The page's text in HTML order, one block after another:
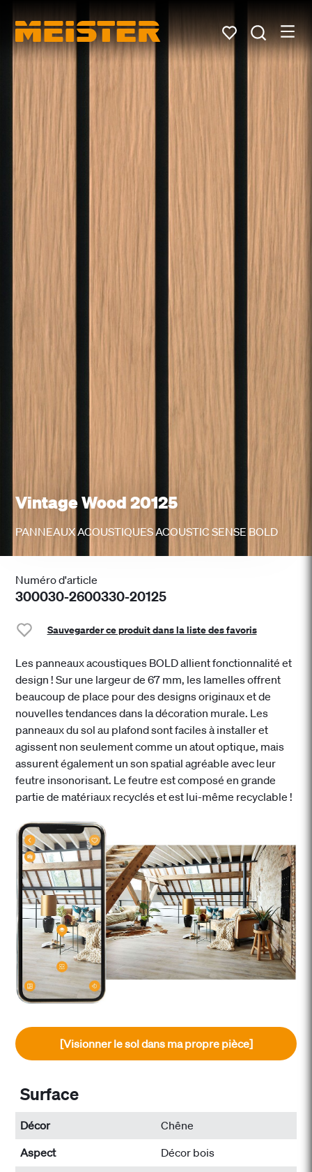
Vintage Wood 20125
PANNEAUX ACOUSTIQUES ACOUSTIC SENSE BOLD
Numéro d'article
300030-2600330-20125
Sauvegarder ce produit dans la liste des favoris
Les panneaux acoustiques BOLD allient fonctionnalité et
design ! Sur une largeur de 67 mm, les lamelles offrent
beaucoup de place pour des designs originaux et de
nouvelles tendances dans la décoration murale. Les
panneaux du sol au plafond sont faciles à installer et
agissent non seulement comme un atout optique, mais
assurent également un son spatial agréable avec leur
feutre insonorisant. Le feutre est composé en grande
partie de matériaux recyclés et est lui-même recyclable !
[Visionner le sol dans ma propre pièce]
Surface
Décor
Chêne
Aspect
Décor bois